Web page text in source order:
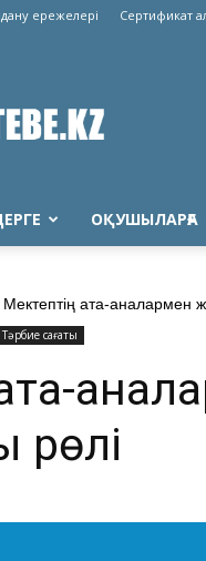
ережелері Сертификат
ОҚУШЫЛАРҒА
Мектептің ата-аналармен
Тәрбие сағаты
ата-
рөлі